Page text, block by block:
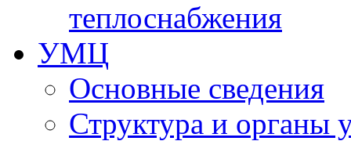
теплоснабжения
УМЦ
Основные сведения
Структура и органы